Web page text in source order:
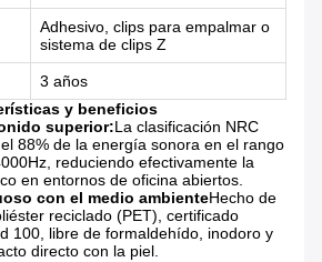
Adhesivo, clips para empalmar o
sistema de clips Z
3 años
y beneficios
superior:La clasificación NRC
88% de la energía sonora en el rango
reduciendo efectivamente la
en entornos de oficina abiertos.
con el medio ambienteHecho de
reciclado (PET), certificado
100, libre de formaldehído, inodoro y
directo con la piel.